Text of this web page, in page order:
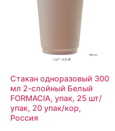
Стакан одноразовый 300
мл 2-слойный Белый
FORMACIA, упак, 25 шт/
упак, 20 упак/кор,
Россия